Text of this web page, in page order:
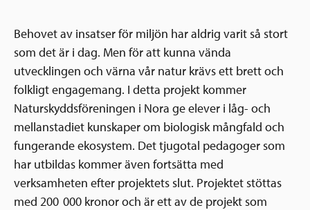
Behovet av insatser för miljön har aldrig varit så stort
som det är i dag. Men för att kunna vända
utvecklingen och värna vår natur krävs ett brett och
folkligt engagemang. I detta projekt kommer
Naturskyddsföreningen i Nora ge elever i låg- och
mellanstadiet kunskaper om biologisk mångfald och
fungerande ekosystem. Det tjugotal pedagoger som
har utbildas kommer även fortsätta med
verksamheten efter projektets slut. Projektet stöttas
med 200 000 kronor och är ett av de projekt som